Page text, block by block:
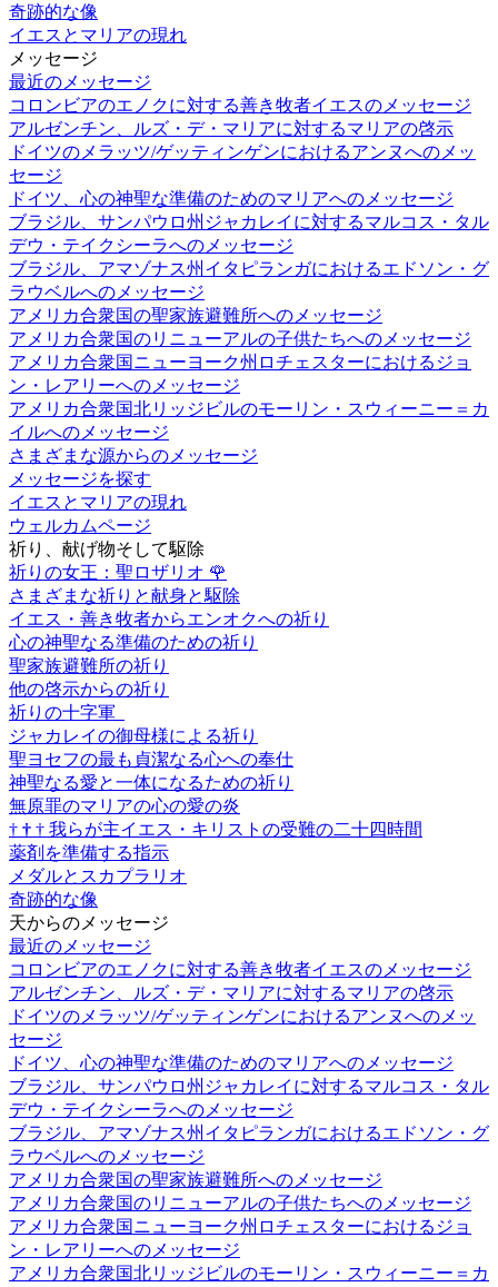
奇跡的な像
イエスとマリアの現れ
メッセージ
最近のメッセージ
コロンビアのエノクに対する善き牧者イエスのメッセージ
アルゼンチン、ルズ・デ・マリアに対するマリアの啓示
ドイツのメラッツ/ゲッティンゲンにおけるアンヌへのメッ
セージ
ドイツ、心の神聖な準備のためのマリアへのメッセージ
ブラジル、サンパウロ州ジャカレイに対するマルコス・タル
デウ・テイクシーラへのメッセージ
ブラジル、アマゾナス州イタピランガにおけるエドソン・グ
ラウベルへのメッセージ
アメリカ合衆国の聖家族避難所へのメッセージ
アメリカ合衆国のリニューアルの子供たちへのメッセージ
アメリカ合衆国ニューヨーク州ロチェスターにおけるジョ
ン・レアリーへのメッセージ
アメリカ合衆国北リッジビルのモーリン・スウィーニー＝カ
イルへのメッセージ
さまざまな源からのメッセージ
メッセージを探す
イエスとマリアの現れ
ウェルカムページ
祈り、献げ物そして駆除
祈りの女王：聖ロザリオ 🌹
さまざまな祈りと献身と駆除
イエス・善き牧者からエンオクへの祈り
心の神聖なる準備のための祈り
聖家族避難所の祈り
他の啓示からの祈り
祈りの十字軍
ジャカレイの御母様による祈り
聖ヨセフの最も貞潔なる心への奉仕
神聖なる愛と一体になるための祈り
無原罪のマリアの心の愛の炎
† † † 我らが主イエス・キリストの受難の二十四時間
薬剤を準備する指示
メダルとスカプラリオ
奇跡的な像
天からのメッセージ
最近のメッセージ
コロンビアのエノクに対する善き牧者イエスのメッセージ
アルゼンチン、ルズ・デ・マリアに対するマリアの啓示
ドイツのメラッツ/ゲッティンゲンにおけるアンヌへのメッ
セージ
ドイツ、心の神聖な準備のためのマリアへのメッセージ
ブラジル、サンパウロ州ジャカレイに対するマルコス・タル
デウ・テイクシーラへのメッセージ
ブラジル、アマゾナス州イタピランガにおけるエドソン・グ
ラウベルへのメッセージ
アメリカ合衆国の聖家族避難所へのメッセージ
アメリカ合衆国のリニューアルの子供たちへのメッセージ
アメリカ合衆国ニューヨーク州ロチェスターにおけるジョ
ン・レアリーへのメッセージ
アメリカ合衆国北リッジビルのモーリン・スウィーニー＝カ